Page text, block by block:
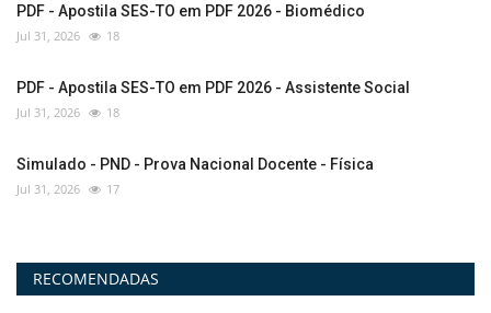
PDF - Apostila SES-TO em PDF 2026 - Biomédico
Jul 31, 2026 18
PDF - Apostila SES-TO em PDF 2026 - Assistente Social
Jul 31, 2026 18
Simulado - PND - Prova Nacional Docente - Física
Jul 31, 2026 17
RECOMENDADAS